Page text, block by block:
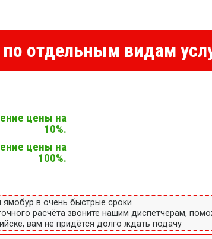
отдельным видам
цены на
10%.
цены на
100%.
в очень быстрые сроки
расчёта звоните нашим диспетчерам,
вам не придётся долго ждать подачу